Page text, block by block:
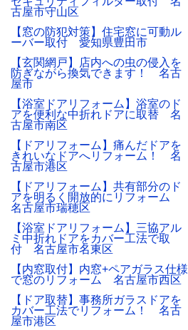
古屋市守山区
【窓の防犯対策】住宅窓に可動ル
ーバー取付 愛知県豊田市
【玄関網戸】店内への虫の侵入を
防ぎながら換気できます！ 名古
屋市
【浴室ドアリフォーム】浴室のド
アを便利な中折れドアに取替 名
古屋市南区
【ドアリフォーム】痛んだドアを
きれいなドアへリフォーム！ 名
古屋市港区
【ドアリフォーム】共有部分のド
アを明るく開放的にリフォーム
名古屋市瑞穂区
【浴室ドアリフォーム】三協アル
ミ中折れドアをカバー工法で取
付 名古屋市名東区
【内窓取付】内窓+ペアガラス仕様
で窓のリフォーム 名古屋市西区
【ドア取替】事務所ガラスドアを
カバー工法でリフォーム！ 名古
屋市港区